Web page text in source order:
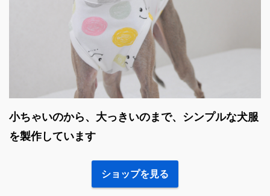
小ちゃいのから、大っきいのまで、シンプルな犬服
を製作しています
ショップを見る